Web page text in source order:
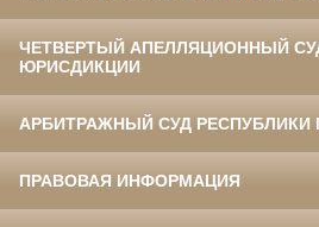
ЧЕТВЕРТЫЙ АПЕЛЛЯЦИОННЫЙ
ЮРИСДИКЦИИ
АРБИТРАЖНЫЙ СУД РЕСПУБЛИКИ
ПРАВОВАЯ ИНФОРМАЦИЯ